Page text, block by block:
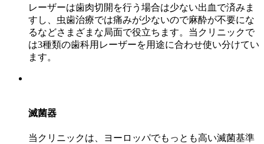
レーザーは歯肉切開を行う場合は少ない出血で済みま
すし、虫歯治療では痛みが少ないので麻酔が不要にな
るなどさまざまな局面で役立ちます。当クリニックで
は3種類の歯科用レーザーを用途に合わせ使い分けてい
ます。
滅菌器
当クリニックは、ヨーロッパでもっとも高い滅菌基準